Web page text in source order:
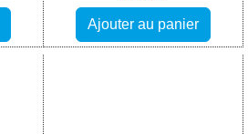
Ajouter au panier